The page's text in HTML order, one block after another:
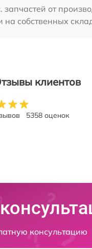
запчастей от
на собственных
клиентов
5358 оценок
консультацию